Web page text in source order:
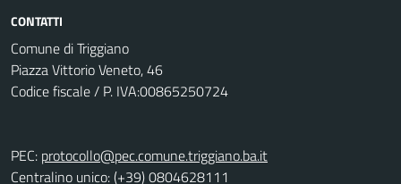
CONTATTI
Comune di Triggiano
Piazza Vittorio Veneto, 46
Codice fiscale / P. IVA:00865250724
PEC: protocollo@pec.comune.triggiano.ba.it
Centralino unico: (+39) 0804628111